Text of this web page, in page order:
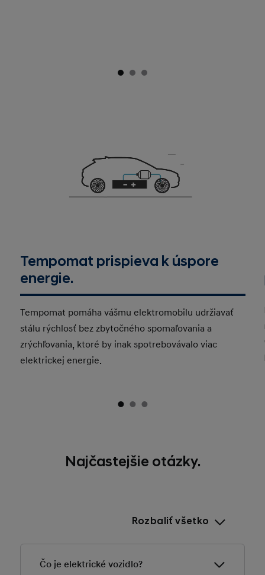
Tempomat prispieva k úspore
energie.
Tempomat pomáha vášmu elektromobilu udržiavať
stálu rýchlosť bez zbytočného spomaľovania a
zrýchľovania, ktoré by inak spotrebovávalo viac
elektrickej energie.
Najčastejšie otázky.
Rozbaliť všetko
Čo je elektrické vozidlo?